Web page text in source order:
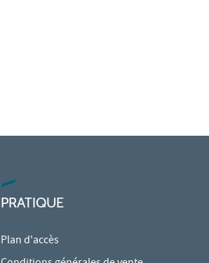
PRATIQUE
Plan d'accès